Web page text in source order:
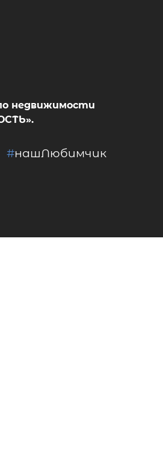
недвижимости
.
#нашЛюбимчик